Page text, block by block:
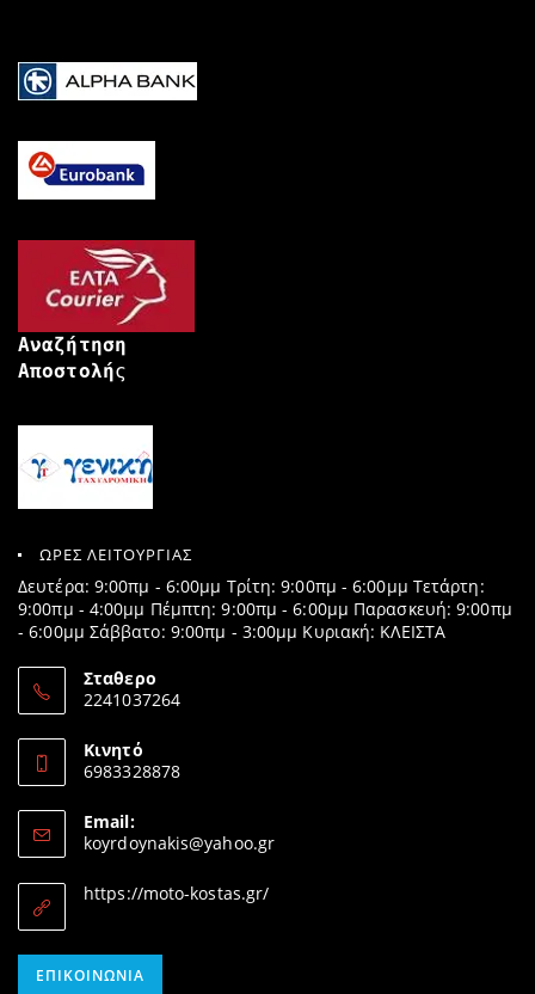
Αναζήτηση
Αποστολής
ΩΡΕΣ ΛΕΙΤΟΥΡΓΙΑΣ
Δευτέρα: 9:00πμ - 6:00μμ Τρίτη: 9:00πμ - 6:00μμ Τετάρτη:
9:00πμ - 4:00μμ Πέμπτη: 9:00πμ - 6:00μμ Παρασκευή: 9:00πμ
- 6:00μμ Σάββατο: 9:00πμ - 3:00μμ Κυριακή: ΚΛΕΙΣΤΑ
Σταθερο
2241037264
in
your
Κινητό
6983328878
in
your
Email:
koyrdoynakis@yahoo.grOpens
https://moto-kostas.gr/
ΕΠΙΚΟΙΝΩΝΊΑ